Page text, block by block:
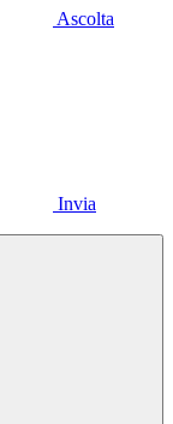
Ascolta
Invia